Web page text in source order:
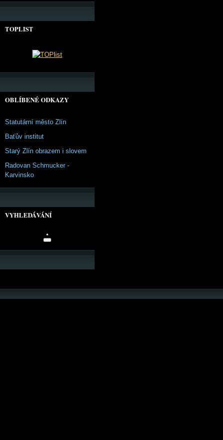
TOPLIST
OBLÍBENÉ ODKAZY
Statutární město Zlín
Baťův institut
Starý Zlín obrazem i slovem
Radovan Schmucker -
Karvinsko
VYHLEDÁVÁNÍ